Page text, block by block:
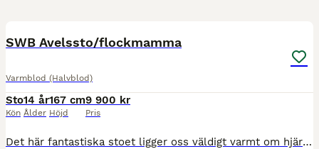
SWB Avelssto/flockmamma
Varmblod (Halvblod)
Sto
Kön
14 år
Ålder
167 cm
Höjd
9 900 kr
Pris
Det här fantastiska stoet ligger oss väldigt varmt om hjärtat och säljs endast då vi inte planerar några fler föl inom den närmaste framtiden och behöver minska ner antalet hästar. Precis fått föl n